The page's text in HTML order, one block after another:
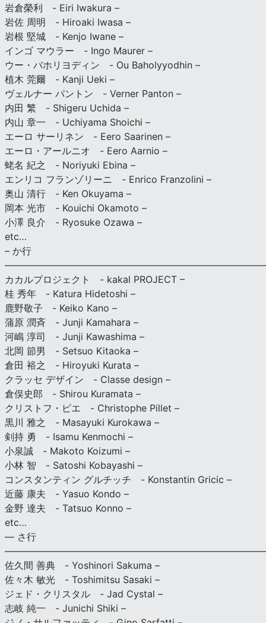
岩倉榮利 - Eiri Iwakura –
岩佐 周明 - Hiroaki Iwasa –
岩根 堅城 - Kenjo Iwane –
インゴ マウラー - Ingo Maurer –
ウー・バホリヨディン - Ou Baholyyodhin –
植木 莞爾 - Kanji Ueki –
ヴェルナー パントン - Verner Panton –
内田 繁 - Shigeru Uchida –
内山 章一 - Uchiyama Shoichi –
エーロ サーリネン - Eero Saarinen –
エーロ・アールニオ - Eero Aarnio –
蛯名 紀之 - Noriyuki Ebina –
エンリコ フランゾリーニ - Enrico Franzolini –
奥山 清行 - Ken Okuyama –
岡本 光市 - Kouichi Okamoto –
小澤 良介 - Ryosuke Ozawa –
etc…
– か行
カカルプロジェクト - kakal PROJECT –
桂 秀年 - Katura Hidetoshi –
鹿野敬子 - Keiko Kano –
蒲原 潤斉 - Junji Kamahara –
河嶋 淳司 - Junji Kawashima –
北岡 節男 - Setsuo Kitaoka –
倉田 裕之 - Hiroyuki Kurata –
クラッセ デザイン - Classe design –
倉俣史郎 - Shirou Kuramata –
クリストフ・ピエ - Christophe Pillet –
黒川 雅之 - Masayuki Kurokawa –
剣持 勇 - Isamu Kenmochi –
小泉誠 - Makoto Koizumi –
小林 智 - Satoshi Kobayashi –
コンスタンティン グルチッチ - Konstantin Gricic –
近藤 康夫 - Yasuo Kondo –
金野 達夫 - Tatsuo Konno –
etc…
— さ行
佐久間 善典 - Yoshinori Sakuma –
佐々木 敏光 - Toshimitsu Sasaki –
ジェド・クリスタル - Jad Cystal –
志岐 純一 - Junichi Shiki –